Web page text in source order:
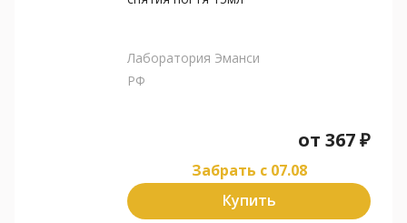
Лаборатория Эманси
РФ
от 367₽
Забрать c 07.08
Купить